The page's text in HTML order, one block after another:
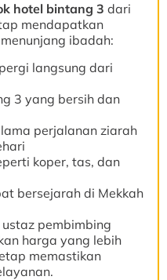
hotel bintang 3 dari
mendapatkan
ibadah:
langsung dari
3 yang bersih dan
perjalanan ziarah
koper, tas, dan
bersejarah di Mekkah
pembimbing
harga yang lebih
memastikan